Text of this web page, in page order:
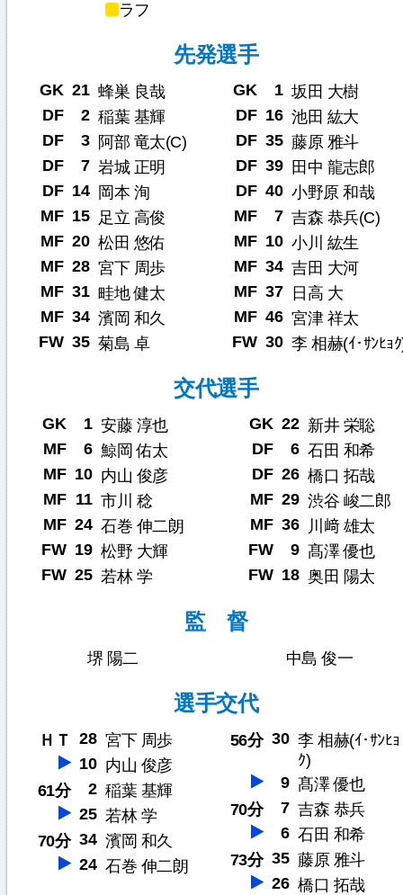
ラフ
先発選手
GK 21 蜂巣 良哉
DF
2 稲葉 基輝
DF
3
阿部 竜太(C)
DF
7 岩城 正明
DF 14
岡本 洵
MF 15 足立 高俊
MF 20 松田 悠佑
MF 28 宮下 周歩
MF 31 畦地 健太
MF 34 濱岡 和久
FW 35 菊島 卓
GK 1 坂田 大樹
DF 16 池田 紘大
DF 35 藤原 雅斗
DF 39
田中 龍志郎
DF 40 小野原 和哉
MF
7 吉森 恭兵(C)
MF 10 小川 紘生
MF 34 吉田 大河
MF 37
日高 大
MF 46 宮津 祥太
FW 30 李 相赫(ｲ･ｻﾝﾋｮ
交代選手
GK 1 安藤 淳也
MF
6 鯨岡 佑太
MF 10 内山 俊彦
MF 11 市川 稔
MF 24 石巻 伸二朗
FW 19 松野 大輝
FW 25 若林 学
GK 22 新井 栄聡
DF
6 石田 和希
DF 26 橋口 拓哉
MF 29 渋谷 峻二郎
MF 36
川﨑 雄太
FW
9 髙澤 優也
FW 18 奥田 陽太
監 督
堺 陽二 中島 俊一
選手交代
ＨＴ 28 宮下 周歩
10 内山 俊彦
61分
2 稲葉 基輝
25 若林 学
70分 34 濱岡 和久
24 石巻 伸二朗
56分 30 李 相赫(ｲ･ｻﾝﾋｮ
ｸ)
9 髙澤 優也
70分
7 吉森 恭兵
6 石田 和希
73分 35 藤原 雅斗
26 橋口 拓哉